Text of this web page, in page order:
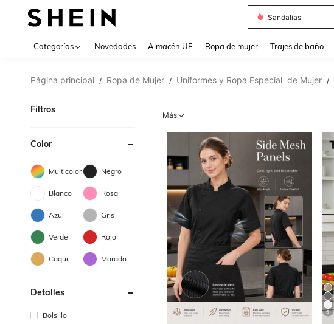
Tops
Categorías Novedades Almacén UE Ropa de mujer Trajes de baño
Página principal / Ropa de Mujer / Uniformes y Ropa Especial de Mujer /
Filtros
Color
Multicolor Negro
Blanco Rosa
Azul Gris
Verde Rojo
Caqui Morado
Detalles
Bolsillo
Más
5